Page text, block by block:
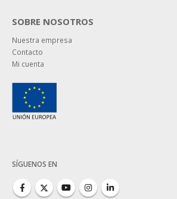
SOBRE NOSOTROS
Nuestra empresa
Contacto
Mi cuenta
SÍGUENOS EN